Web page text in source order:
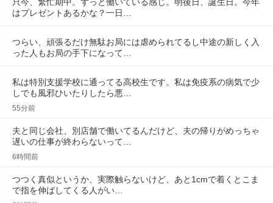
はプレゼントあるかな？一日…
つらい、頑張るだけ無駄お局には虐められてるし中途の新しく入
った人もお局の手下になって…
私は特別支援学校に通ってる高校生です。私は免疫系の病気で少
しでも風邪ひいたりしたら悪…
55分前
夫と同じ会社、別店舗で働いてるんだけど、夫の帰りがめっちゃ
遅いの仕事が終わらないって…
6時間前
つつく真似というか、実際触らないけど、あと1cmで着くとこま
で指を伸ばしてくる人がい…